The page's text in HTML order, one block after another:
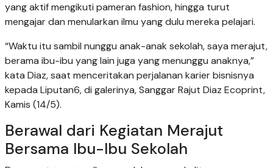
yang aktif mengikuti pameran fashion, hingga turut
mengajar dan menularkan ilmu yang dulu mereka pelajari.
“Waktu itu sambil nunggu anak-anak sekolah, saya merajut,
berama ibu-ibu yang lain juga yang menunggu anaknya,”
kata Diaz, saat menceritakan perjalanan karier bisnisnya
kepada Liputan6, di galerinya, Sanggar Rajut Diaz Ecoprint,
Kamis (14/5).
Berawal dari Kegiatan Merajut
Bersama Ibu-Ibu Sekolah